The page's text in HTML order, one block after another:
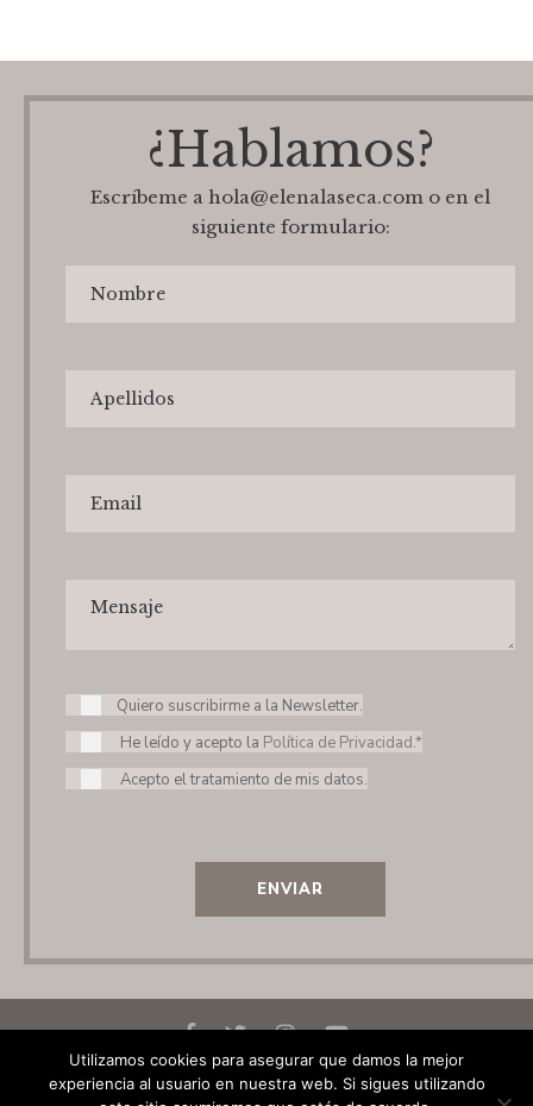
¿Hablamos?
Escríbeme a hola@elenalaseca.com o en el
siguiente formulario:
Quiero suscribirme a la Newsletter.
He leído y acepto la Política de Privacidad.*
Acepto el tratamiento de mis datos.
ENVIAR
© 2020 Elena Laseca
Utilizamos cookies para asegurar que damos la mejor
experiencia al usuario en nuestra web. Si sigues utilizando